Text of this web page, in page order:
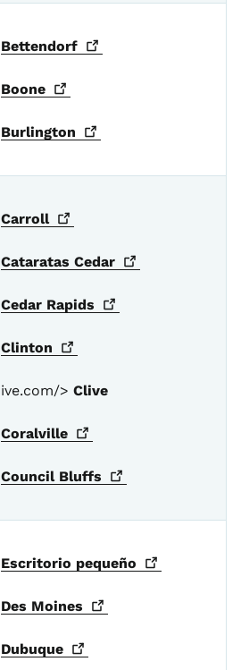
Bettendorf
Boone
Burlington
Carroll
Cataratas Cedar
Cedar Rapids
Clinton
ive.com/> Clive
Coralville
Council Bluffs
Escritorio pequeño
Des Moines
Dubuque